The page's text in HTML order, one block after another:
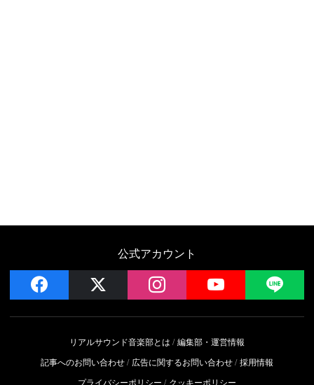
公式アカウント
facebook instagram YouTube
リアルサウンド音楽部とは
編集部・運営情報
記事へのお問い合わせ
広告に関するお問い合わせ 採用情報
プライバシーポリシー
クッキーポリシー